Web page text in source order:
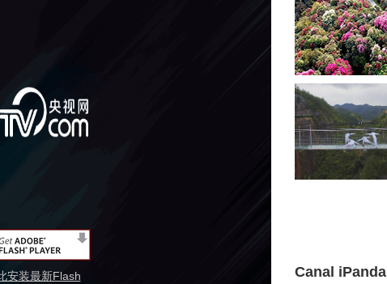
安装最新Flash Canal iPanda